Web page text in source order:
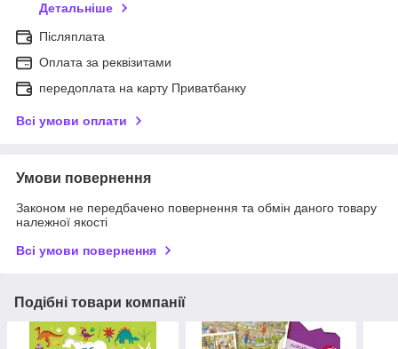
Детальніше
Післяплата
Оплата за реквізитами
передоплата на карту Приватбанку
Всі умови оплати
Умови повернення
Законом не передбачено повернення та обмін даного товару
належної якості
Всі умови повернення
Подібні товари компанії